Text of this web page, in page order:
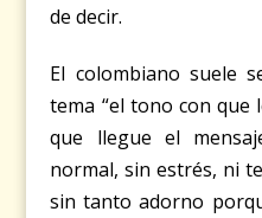
de decir.
El colombiano suele
tema “el tono con que
que llegue el
normal, sin estrés, ni
sin tanto adorno